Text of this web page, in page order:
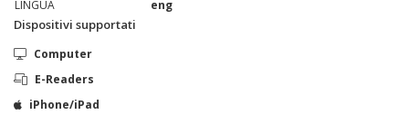
LINGUA
eng
Dispositivi supportati
Computer
E-Readers
iPhone/iPad